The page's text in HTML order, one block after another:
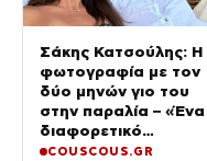
Σάκης Κατσούλης: Η
φωτογραφία με τον
δύο μηνών γιο του
στην παραλία – «Ένα
διαφορετικό
καλοκαίρι»
COUSCOUS.GR